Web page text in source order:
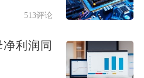
513评论
利润同